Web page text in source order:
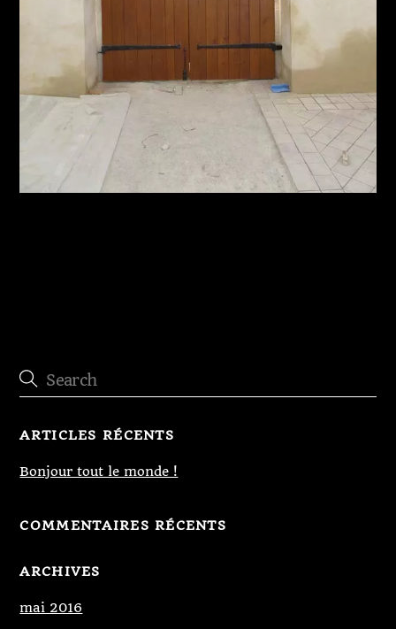
ARTICLES RÉCENTS
Bonjour tout le monde !
COMMENTAIRES RÉCENTS
ARCHIVES
mai 2016